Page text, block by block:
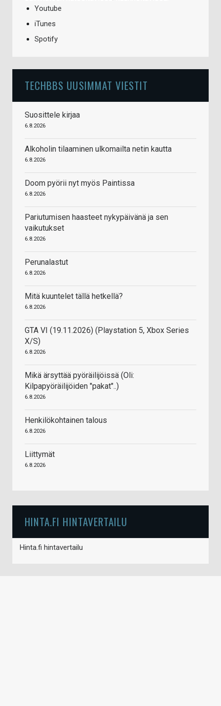
Youtube
iTunes
Spotify
TECHBBS UUSIMMAT VIESTIT
Suosittele kirjaa
6.8.2026
Alkoholin tilaaminen ulkomailta netin kautta
6.8.2026
Doom pyörii nyt myös Paintissa
6.8.2026
Pariutumisen haasteet nykypäivänä ja sen
vaikutukset
6.8.2026
Perunalastut
6.8.2026
Mitä kuuntelet tällä hetkellä?
6.8.2026
GTA VI (19.11.2026) (Playstation 5, Xbox Series
X/S)
6.8.2026
Mikä ärsyttää pyöräilijöissä (Oli:
Kilpapyöräilijöiden "pakat"..)
6.8.2026
Henkilökohtainen talous
6.8.2026
Liittymät
6.8.2026
HINTA.FI HINTAVERTAILU
Hinta.fi hintavertailu